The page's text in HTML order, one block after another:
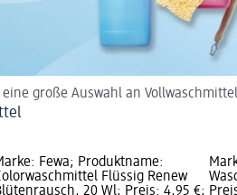
eine große Auswahl an
Fewa; Produktname:
Flüssig Renew
20 Wl; Preis: 4,95 €;